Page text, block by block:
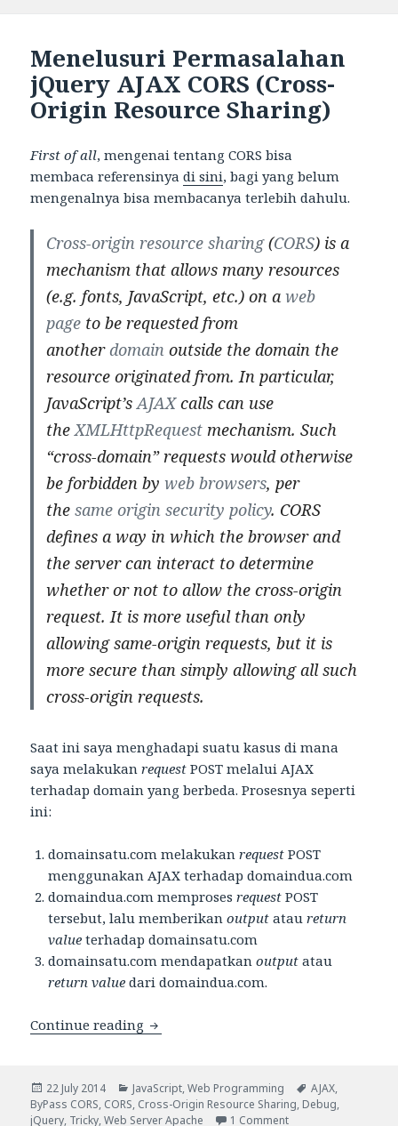
Menelusuri Permasalahan
jQuery AJAX CORS (Cross-
Origin Resource Sharing)
First of all, mengenai tentang CORS bisa
membaca referensinyadi sini, bagi yang belum
mengenalnya bisa membacanya terlebih dahulu.
Cross-origin resource sharing(CORS) is a
mechanism that allows many resources
(e.g. fonts, JavaScript, etc.) on aweb
page to be requested from
anotherdomain outside the domain the
resource originated from. In particular,
JavaScript’sAJAXcalls can use
theXMLHttpRequest mechanism. Such
“cross-domain” requests would otherwise
be forbidden byweb browsers, per
thesame origin security policy. CORS
defines a way in which the browser and
the server can interact to determine
whether or not to allow the cross-origin
request. It is more useful than only
allowing same-origin requests, but it is
more secure than simply allowing all such
cross-origin requests.
Saat ini saya menghadapi suatu kasus di mana
saya melakukanrequest POST melalui AJAX
terhadap domain yang berbeda. Prosesnya seperti
ini:
domainsatu.com melakukanrequest POST
menggunakan AJAX terhadap domaindua.com
domaindua.com memprosesrequest POST
tersebut, lalu memberikanoutput ataureturn
value terhadap domainsatu.com
domainsatu.com mendapatkanoutput atau
return value dari domaindua.com.
Continue reading Menelusuri Permasalahan jQuery
Posted
on
22 July 2014 Categories
JavaScript,Web Programming Tags
AJAX,
ByPass CORS, CORS, Cross-Origin Resource Sharing, Debug,
jQuery, Tricky,Web Server Apache 1 Commenton Menelusuri